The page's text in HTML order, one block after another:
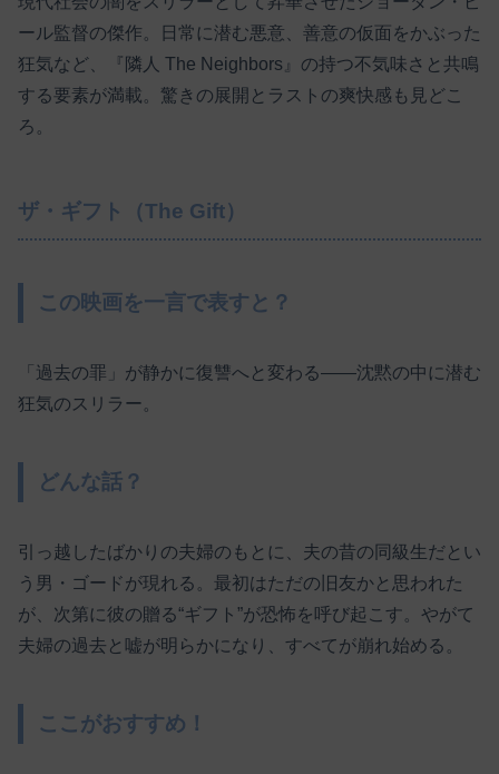
ール監督の傑作。日常に潜む悪意、善意の仮面をかぶった
狂気など、『隣人 The Neighbors』の持つ不気味さと共鳴
する要素が満載。驚きの展開とラストの爽快感も見どこ
ろ。
ザ・ギフト（The Gift）
この映画を一言で表すと？
「過去の罪」が静かに復讐へと変わる――沈黙の中に潜む
狂気のスリラー。
どんな話？
引っ越したばかりの夫婦のもとに、夫の昔の同級生だとい
う男・ゴードが現れる。最初はただの旧友かと思われた
が、次第に彼の贈る“ギフト”が恐怖を呼び起こす。やがて
夫婦の過去と嘘が明らかになり、すべてが崩れ始める。
ここがおすすめ！